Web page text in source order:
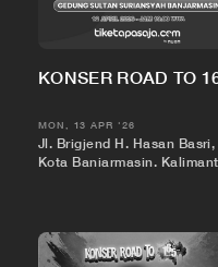
KONSER ROAD TO
MON, 13 APR '26
Jl. Brigjend H. Hasan
Kota Banjarmasin,